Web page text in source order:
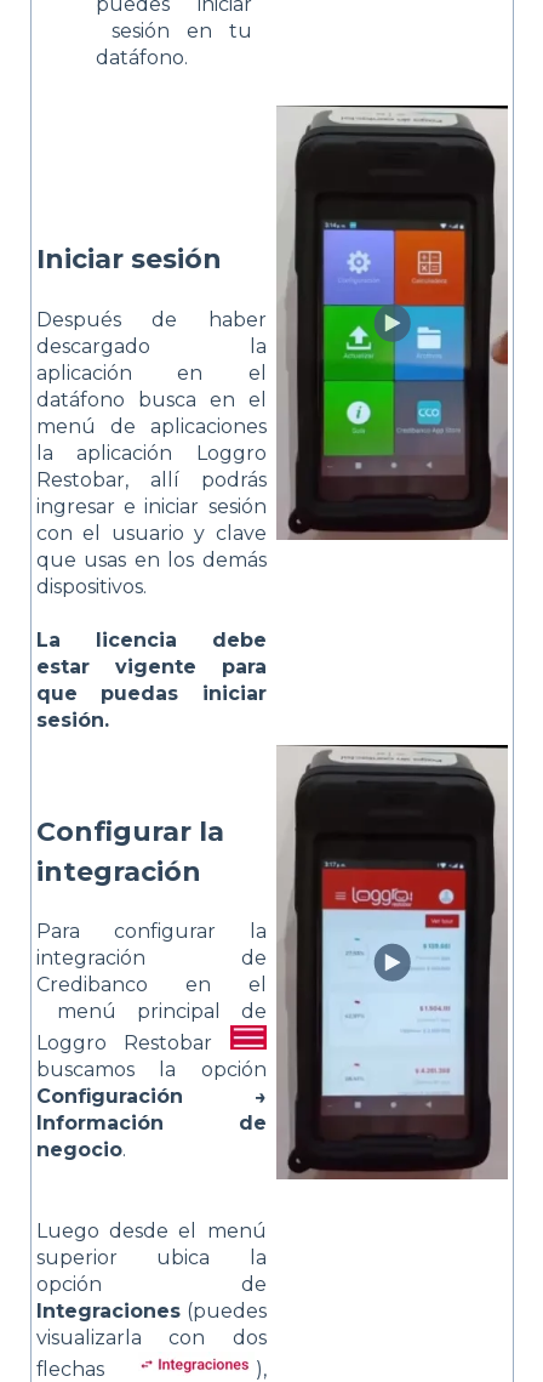
sesión en tu
datáfono.
Iniciar sesión
Después de haber
descargado la
aplicación en el
datáfono busca en el
menú de aplicaciones
la aplicación Loggro
Restobar, allí podrás
ingresar e iniciar sesión
con el usuario y clave
que usas en los demás
dispositivos.
La licencia debe
estar vigente para
que puedas iniciar
sesión.
Configurar la
integración
Para configurar la
integración de
Credibanco en el
menú principal de
Loggro Restobar
buscamos la opción
Configuración →
Información de
negocio.
Luego desde el menú
superior ubica la
opción de
Integraciones (puedes
visualizarla con dos
flechas
),